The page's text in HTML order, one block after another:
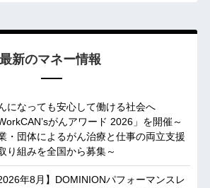
最新のマネー情報
になっても安心して働ける社会へ
WorkCAN’sがんアワード 2026」を開催～
・団体によるがん治療と仕事の両立支援
り組みを全国から募集～
2026年8月】DOMINIONパフォーマンスレ